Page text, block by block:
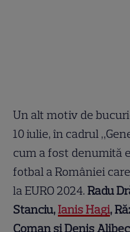
Un alt motiv de
10 iulie, în cadrul
cum a fost denumită
fotbal a României
la EURO 2024. Radu
Stanciu,Ianis Hagi,
Coman şi Denis